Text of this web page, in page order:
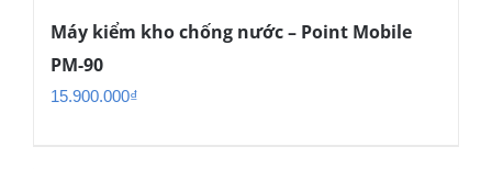
Máy kiểm kho chống nước – Point Mobile
PM-90
15.900.000₫